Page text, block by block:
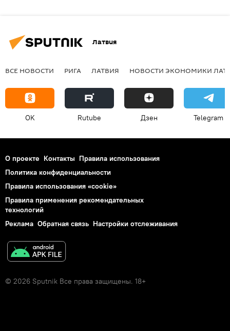
Латвия
ВСЕ НОВОСТИ РИГА ЛАТВИЯ НОВОСТИ ЭКОНОМИКИ
OK Rutube Дзен Telegram
О проекте Контакты Правила использования
Политика конфиденциальности
Правила использования «cookie»
Правила применения рекомендательных
технологий
Реклама Обратная связь Настройки отслеживания
© 2026 Sputnik Все права защищены. 18+